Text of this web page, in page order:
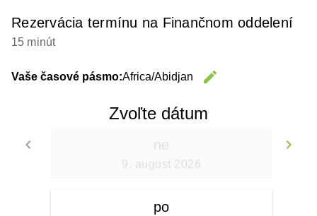
Rezervácia termínu na Finančnom oddelení
15 minút
Vaše časové pásmo:Africa/Abidjan
edit
Zvoľte dátum
keyboard_arrow_left
Go back
keyboard_arrow_right
ne
9. august 2026
po